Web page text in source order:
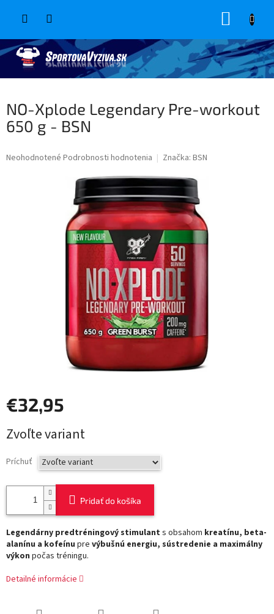
NO-Xplode Legendary Pre-workout
650 g - BSN
Priemerné
Neohodnotené Podrobnosti hodnotenia Značka: BSN
€32,95
cena:
Zvoľte variant
Príchuť
Pridať do košíka
Legendárny predtréningový stimulant s obsahom kreatínu, beta-
alanínu a kofeínu pre výbušnú energiu, sústredenie a maximálny
výkon počas tréningu.
Detailné informácie